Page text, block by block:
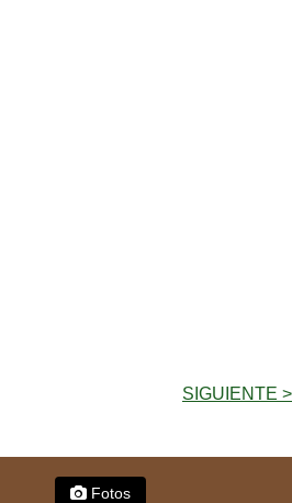
SIGUIENTE >
Fotos